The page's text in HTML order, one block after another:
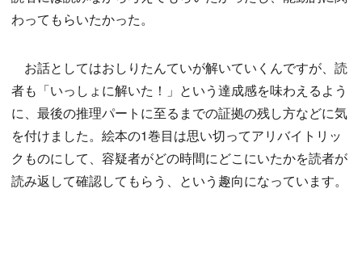
わってもらいたかった。
お話としてはおしりたんていが解いていくんですが、読
者も「いっしょに解いた！」という達成感を味わえるよう
に、最後の推理パートに至るまでの証拠の残し方などに気
を付けました。絵本の1巻目は思い切ってアリバイトリッ
クものにして、容疑者がどの時間にどこにいたかを読者が
読み返して確認してもらう、という趣向になっています。